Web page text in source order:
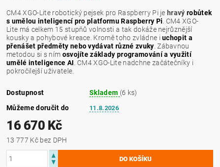
CM4 XGO-Lite robotický pejsek pro Raspberry Pi je hravýrobůtek
s umělou inteligencí pro platformu Raspberry Pi . CM4 XGO-
Lite má celkem 15 stupňů volnosti a tak dokáže nejrůznější
kousky a pohybové kreace. Kromě toho zvládne iuchopit a
přenášet předměty nebo vydávat různé zvuky .Zábavnou
metodou si s ním osvojíte základy programování a využití
umělé inteligence AI . CM4 XGO-Litenadchne začátečníky i
pokročilejší uživatele.
Dostupnost Skladem (6 ks)
Můžeme doručit do
11.8.2026
16 670 Kč
13 777 Kč bez DPH